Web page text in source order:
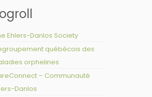
Ehlers-Danlos Society
québécois des
orphelines
– Communauté
Danlos